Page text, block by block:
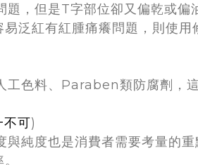
題，但是T字部位卻又偏乾或
泛紅有紅腫痛癢問題，則使
工色料、Paraben類防腐劑，
不可)
與純度也是消費者需要考量的